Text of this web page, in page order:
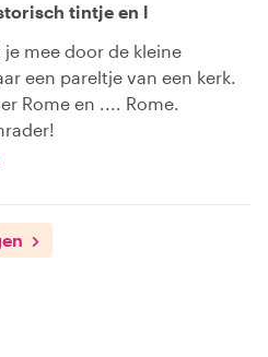
tintje en l
mee door de kleine
een pareltje van een kerk.
Rome en .... Rome.